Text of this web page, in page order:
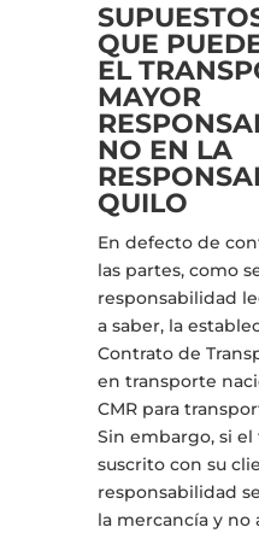
QUE
EL
MAYOR
NO EN LA
QUILO
En defecto de
las partes, como
responsabilidad
a saber, la
Contrato de
en transporte
CMR para
Sin embargo, si
suscrito con su
responsabilidad
la mercancía y no